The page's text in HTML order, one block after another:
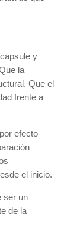
y
la
Que el
frente a
efecto
el inicio.
ser un
de la